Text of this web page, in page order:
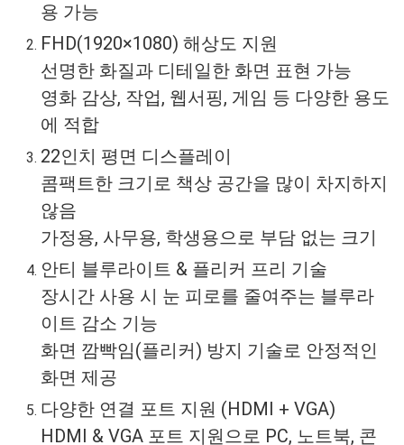
용 가능
FHD(1920×1080) 해상도 지원
선명한 화질과 디테일한 화면 표현 가능
영화 감상, 작업, 웹서핑, 게임 등 다양한 용도
에 적합
22인치 평면 디스플레이
콤팩트한 크기로 책상 공간을 많이 차지하지
않음
가정용, 사무용, 학생용으로 부담 없는 크기
안티 블루라이트 & 플리커 프리 기술
장시간 사용 시 눈 피로를 줄여주는 블루라
이트 감소 기능
화면 깜빡임(플리커) 방지 기술로 안정적인
화면 제공
다양한 연결 포트 지원 (HDMI + VGA)
HDMI & VGA 포트 지원으로 PC, 노트북, 콘